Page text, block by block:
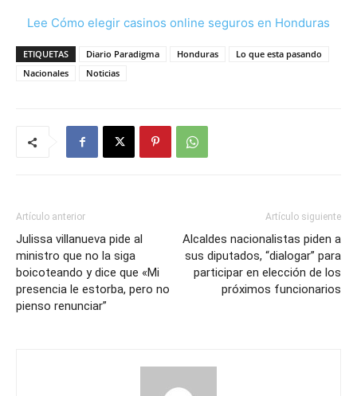
Lee Cómo elegir casinos online seguros en Honduras
ETIQUETAS Diario Paradigma Honduras
Lo que esta pasando
Nacionales
Noticias
Artículo anterior
Julissa villanueva pide al
ministro que no la siga
boicoteando y dice que «Mi
presencia le estorba, pero no
pienso renunciar”
Artículo siguiente
Alcaldes nacionalistas piden a
sus diputados, “dialogar” para
participar en elección de los
próximos funcionarios